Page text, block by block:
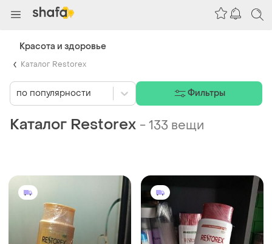
Каталог Restorex
Каталог Restorex -133 вещи
по популярности Фильтры
Красота и здоровье